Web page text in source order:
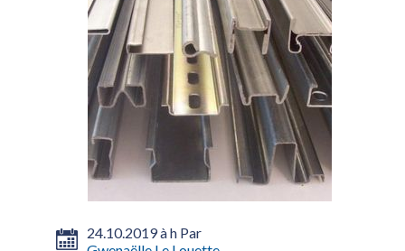
24.10.2019 à h Par